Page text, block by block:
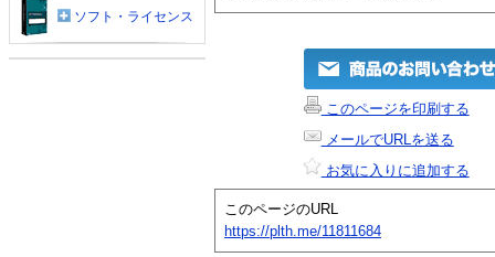
このページを印刷する
メールでURLを送る
お気に入りに追加する
このページのURL
https://plth.me/11811684
ソフト・ライセンス